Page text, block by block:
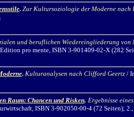
. Zur Kultursoziologie der Moderne nach
und beruflichen Wiedereingliederung von
pro mente, ISBN 3-901409-02-X (282
. Kulturanalysen nach Clifford Geertz /
Raum: Chancen und Risken. Ergebnisse
ISBN 3-902050-00-4 (72 Seiten);